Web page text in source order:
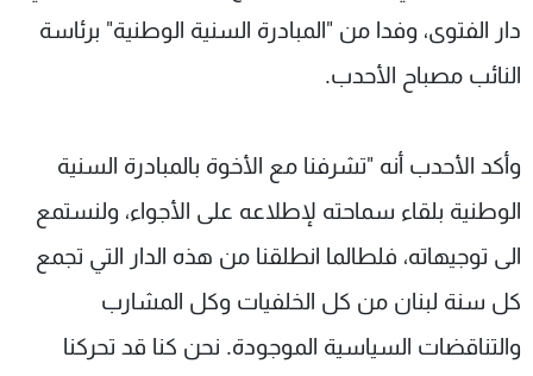
دار الفتوى، وفدا من "المبادرة السنية الوطنية" برئاسة
النائب مصباح الأحدب.
وأكد الأحدب أنه "تشرفنا مع الأخوة بالمبادرة السنية
الوطنية بلقاء سماحته لإطلاعه على الأجواء، ولنستمع
الى توجيهاته، فلطالما انطلقنا من هذه الدار التي تجمع
كل سنة لبنان من كل الخلفيات وكل المشارب
والتناقضات السياسية الموجودة. نحن كنا قد تحركنا
عن MTV
الإنـتـاج
لاعلاناتكم
وظائف
تواصل معنا